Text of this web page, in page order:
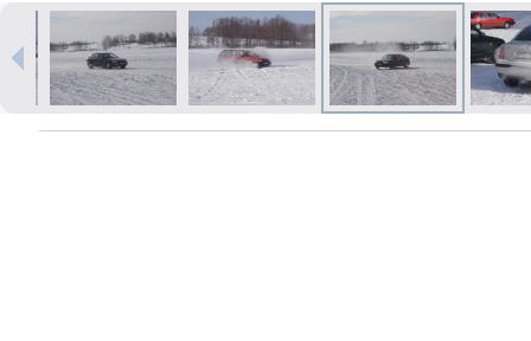
Печать в течение 1 часа в Риге –
закажите онлайн
Различные форматы и виды